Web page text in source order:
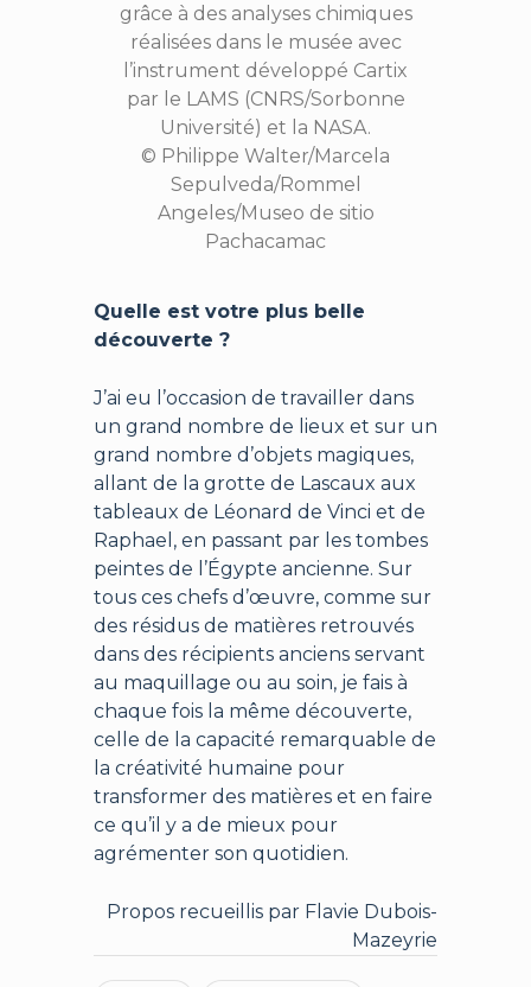
grâce à des analyses chimiques
réalisées dans le musée avec
l’instrument développé Cartix
par le LAMS (CNRS/Sorbonne
Université) et la NASA.
© Philippe Walter/Marcela
Sepulveda/Rommel
Angeles/Museo de sitio
Pachacamac
Quelle est votre plus belle
découverte ?
J’ai eu l’occasion de travailler dans
un grand nombre de lieux et sur un
grand nombre d’objets magiques,
allant de la grotte de Lascaux aux
tableaux de Léonard de Vinci et de
Raphael, en passant par les tombes
peintes de l’Égypte ancienne. Sur
tous ces chefs d’œuvre, comme sur
des résidus de matières retrouvés
dans des récipients anciens servant
au maquillage ou au soin, je fais à
chaque fois la même découverte,
celle de la capacité remarquable de
la créativité humaine pour
transformer des matières et en faire
ce qu’il y a de mieux pour
agrémenter son quotidien.
Propos recueillis par Flavie Dubois-
Mazeyrie